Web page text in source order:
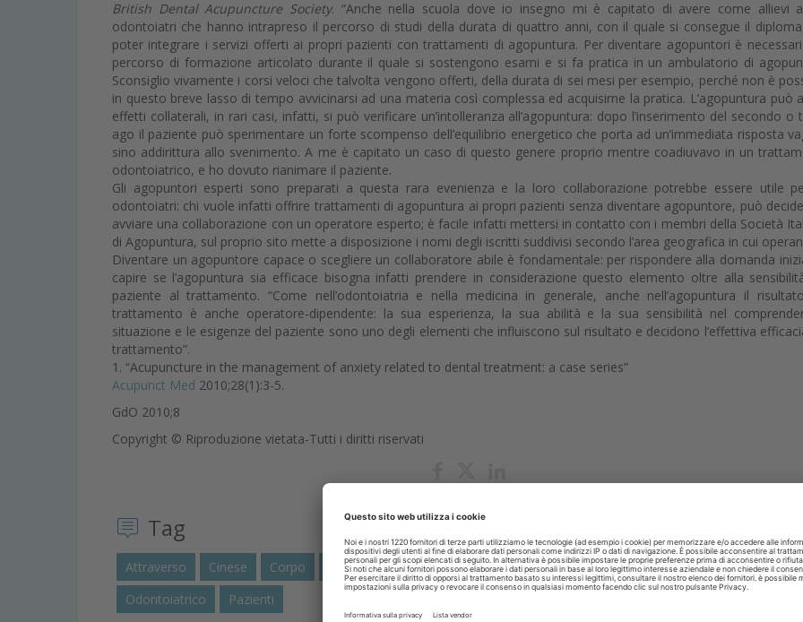
British Dental Acupuncture Society. “Anche nella scuola dove io insegno mi è capitato di avere come allievi
odontoiatri che hanno intrapreso il percorso di studi della durata di quattro anni, con il quale si consegue il
poter integrare i servizi offerti ai propri pazienti con trattamenti di agopuntura. Per diventare agopuntori è
percorso di formazione articolato durante il quale si sostengono esami e si fa pratica in un ambulatorio di
Sconsiglio vivamente i corsi veloci che talvolta vengono offerti, della durata di sei mesi per esempio, perché non è
in questo breve lasso di tempo avvicinarsi ad una materia così complessa ed acquisirne la pratica. L’agopuntura può
effetti collaterali, in rari casi, infatti, si può verificare un’intolleranza all’agopuntura: dopo l’inserimento del secondo o
ago il paziente può sperimentare un forte scompenso dell’equilibrio energetico che porta ad un’immediata risposta
sino addirittura allo svenimento. A me è capitato un caso di questo genere proprio mentre coadiuvavo in un
odontoiatrico, e ho dovuto rianimare il paziente.
Gli agopuntori esperti sono preparati a questa rara evenienza e la loro collaborazione potrebbe essere utile
odontoiatri: chi vuole infatti offrire trattamenti di agopuntura ai propri pazienti senza diventare agopuntore, può
avviare una collaborazione con un operatore esperto; è facile infatti mettersi in contatto con i membri della Società
di Agopuntura, sul proprio sito mette a disposizione i nomi degli iscritti suddivisi secondo l’area geografica in cui
Diventare un agopuntore capace o scegliere un collaboratore abile è fondamentale: per rispondere alla domanda
capire se l’agopuntura sia efficace bisogna infatti prendere in considerazione questo elemento oltre alla
paziente al trattamento. “Come nell’odontoiatria e nella medicina in generale, anche nell’agopuntura il
trattamento è anche operatore-dipendente: la sua esperienza, la sua abilità e la sua sensibilità nel
situazione e le esigenze del paziente sono uno degli elementi che influiscono sul risultato e decidono l’effettiva
trattamento”.
1. “Acupuncture in the management of anxiety related to dental treatment: a case series”
Acupunct Med 2010;28(1):3-5.
GdO 2010;8
Copyright © Riproduzione vietata-Tutti i diritti riservati
Tag
Attraverso Cinese Corpo Dolore Durata Efficace Esempio Gestione Medicina
Odontoiatrico
Pazienti